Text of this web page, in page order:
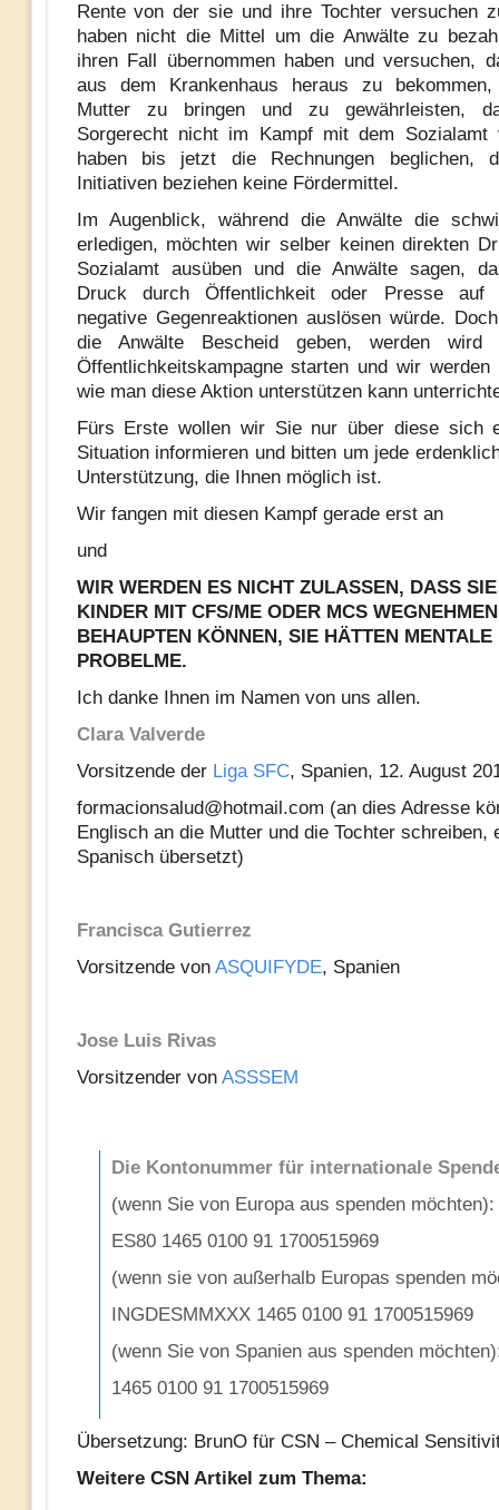
Rente von der sie und ihre Tochter versuchen
haben nicht die Mittel um die Anwälte zu
ihren Fall übernommen haben und versuchen,
aus dem Krankenhaus heraus zu
Mutter zu bringen und zu gewährleisten,
Sorgerecht nicht im Kampf mit dem Sozialamt
haben bis jetzt die Rechnungen beglichen,
Initiativen beziehen keine Fördermittel.
Im Augenblick, während die Anwälte die
erledigen, möchten wir selber keinen direkten
Sozialamt ausüben und die Anwälte sagen,
Druck durch Öffentlichkeit oder Presse auf
negative Gegenreaktionen auslösen würde.
die Anwälte Bescheid geben, werden wird
Öffentlichkeitskampagne starten und wir werden
wie man diese Aktion unterstützen kann
Fürs Erste wollen wir Sie nur über diese sich
Situation informieren und bitten um jede
Unterstützung, die Ihnen möglich ist.
Wir fangen mit diesen Kampf gerade erst an
und
WIR WERDEN ES NICHT ZULASSEN, DASS
KINDER MIT CFS/ME ODER MCS
BEHAUPTEN KÖNNEN, SIE HÄTTEN MENTALE
PROBELME.
Ich danke Ihnen im Namen von uns allen.
Clara Valverde
Vorsitzende der Liga SFC, Spanien, 12. August
formacionsalud@hotmail.com (an dies Adresse
Englisch an die Mutter und die Tochter schreiben,
Spanisch übersetzt)
Francisca Gutierrez
Vorsitzende von ASQUIFYDE, Spanien
Jose Luis Rivas
Vorsitzender von ASSSEM
Die Kontonummer für internationale
(wenn Sie von Europa aus spenden möchten):
ES80 1465 0100 91 1700515969
(wenn sie von außerhalb Europas spenden
INGDESMMXXX 1465 0100 91 1700515969
(wenn Sie von Spanien aus spenden
1465 0100 91 1700515969
Übersetzung: BrunO für CSN – Chemical
Weitere CSN Artikel zum Thema: